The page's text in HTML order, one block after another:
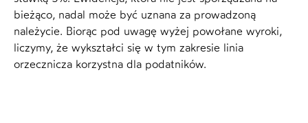
bieżąco, nadal może być uznana za prowadzoną
należycie. Biorąc pod uwagę wyżej powołane wyroki,
liczymy, że wykształci się w tym zakresie linia
orzecznicza korzystna dla podatników.